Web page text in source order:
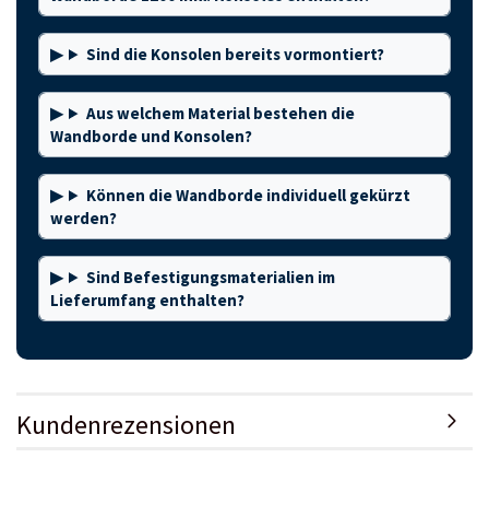
Sind die Konsolen bereits vormontiert?
Aus welchem Material bestehen die
Wandborde und Konsolen?
Können die Wandborde individuell gekürzt
werden?
Sind Befestigungsmaterialien im
Lieferumfang enthalten?
Kundenrezensionen